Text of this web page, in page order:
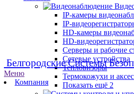
IP-камеры
IP-
HD-камеры
HD-
Серверы и рабочие
Сетевые устройства
Тепловизоры
Термокожухи и
Показать ещё 2
Белгородские Системы
Меню
Компания